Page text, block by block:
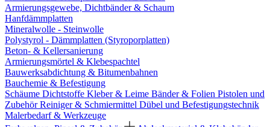
Armierungsgewebe, Dichtbänder & Schaum
Hanfdämmplatten
Mineralwolle - Steinwolle
Polystyrol - Dämmplatten (Styroporplatten)
Beton- & Kellersanierung
Armierungsmörtel & Klebespachtel
Bauwerksabdichtung & Bitumenbahnen
Bauchemie & Befestigung
Schäume Dichtstoffe Kleber & Leime Bänder & Folien Pistolen und
ZubehörReiniger & Schmiermittel Dübel und Befestigungstechnik
Malerbedarf & Werkzeuge